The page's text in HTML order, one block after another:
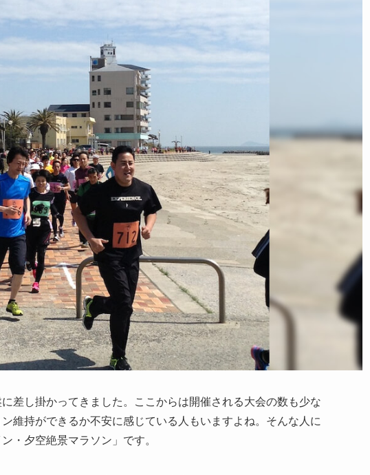
差し掛かってきました。ここからは開催される大会の数も少な
維持ができるか不安に感じている人もいますよね。そんな人に
・夕空絶景マラソン」です。